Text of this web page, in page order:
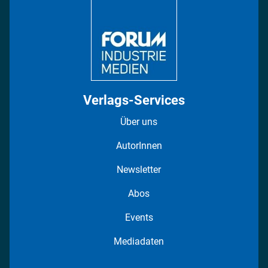
Verlags-Services
Über uns
AutorInnen
Newsletter
Abos
Events
Mediadaten